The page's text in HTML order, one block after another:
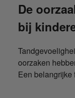
De
bij
oorzaken
Een belangrijke